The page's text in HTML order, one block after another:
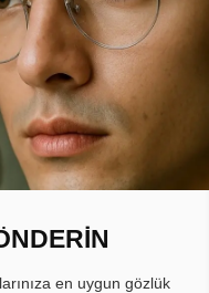
en uygun gözlük